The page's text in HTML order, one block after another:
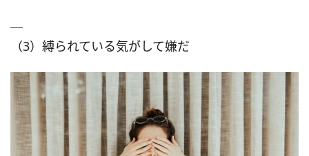
（3）縛られている気がして嫌だ